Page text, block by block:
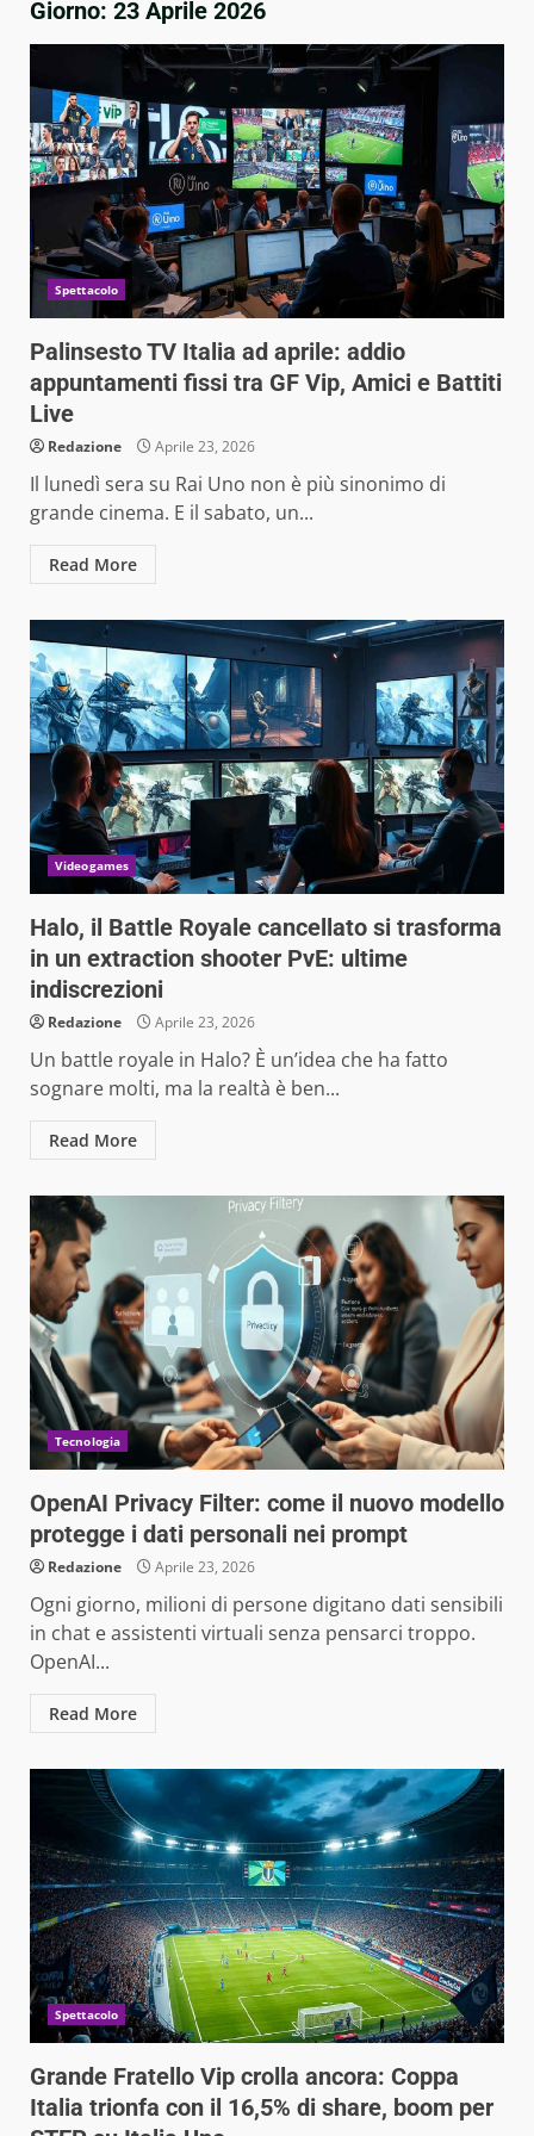
Giorno: 23 Aprile 2026
Spettacolo
Palinsesto TV Italia ad aprile: addio
appuntamenti fissi tra GF Vip, Amici e Battiti
Live
Redazione Aprile 23, 2026
Il lunedì sera su Rai Uno non è più sinonimo di
grande cinema. E il sabato, un...
Read More
Videogames
Halo, il Battle Royale cancellato si trasforma
in un extraction shooter PvE: ultime
indiscrezioni
Redazione Aprile 23, 2026
Un battle royale in Halo? È un’idea che ha fatto
sognare molti, ma la realtà è ben...
Read More
Tecnologia
OpenAI Privacy Filter: come il nuovo modello
protegge i dati personali nei prompt
Redazione Aprile 23, 2026
Ogni giorno, milioni di persone digitano dati sensibili
in chat e assistenti virtuali senza pensarci troppo.
OpenAI...
Read More
Spettacolo
Grande Fratello Vip crolla ancora: Coppa
Italia trionfa con il 16,5% di share, boom per